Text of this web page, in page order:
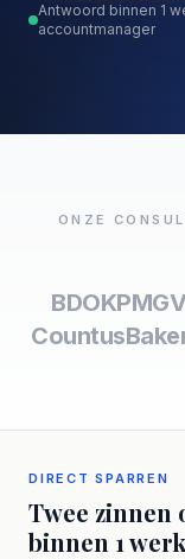
Antwoord binnen 1
accountmanager
ONZE
BDOKPMG
Countus
DIRECT SPARREN
Twee zinnen
binnen 1